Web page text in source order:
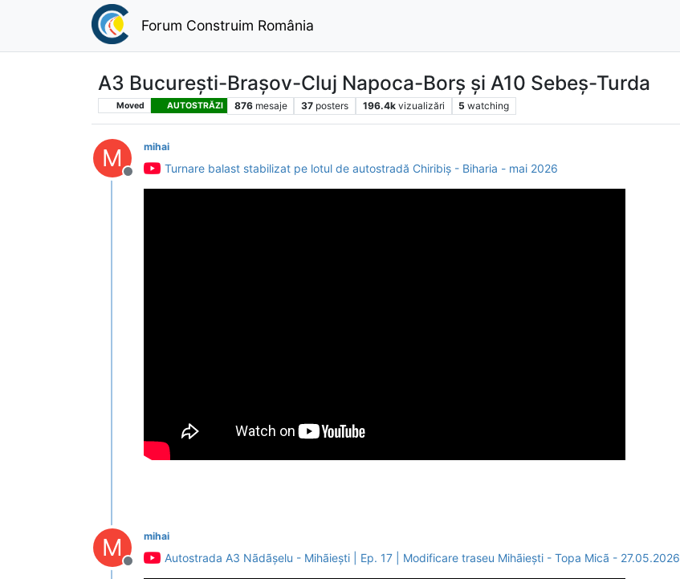
Forum Construim România
A3 București-Brașov-Cluj Napoca-Borș și A10 Sebeș-Turda
Moved AUTOSTRĂZI 876 mesaje 37 posters 196.4k vizualizări 5 watching
M
Deconectat
mihai
Turnare balast stabilizat pe lotul de autostradă Chiribiș - Biharia - mai 2026
M
Deconectat
mihai
Autostrada A3 Nãdãșelu - Mihãiești | Ep. 17 | Modificare traseu Mihãiești - Topa Micã - 27.05.2026